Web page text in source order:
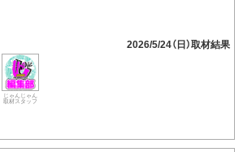
2026/5/24（日）
じゃんじゃん
取材スタッフ